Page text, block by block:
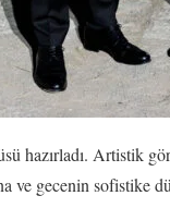
hazırladı. Artistik
ve gecenin sofistike